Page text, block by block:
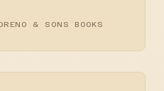
& SONS BOOKS